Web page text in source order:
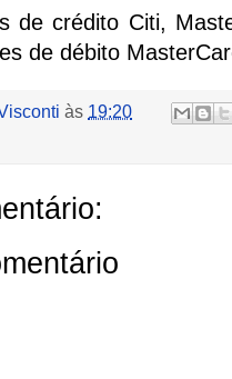
de crédito Citi,
de débito
às 19:20